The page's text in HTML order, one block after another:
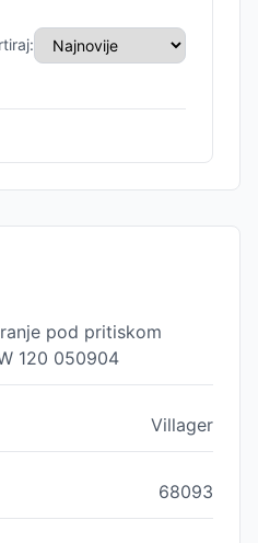
pod pritiskom
120 050904
Villager
68093